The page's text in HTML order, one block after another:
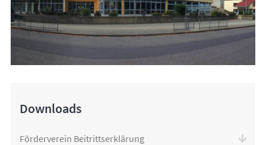
Downloads
Förderverein Beitrittserklärung